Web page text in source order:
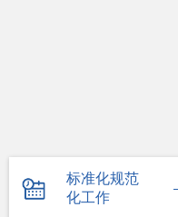
标准化规范
化工作